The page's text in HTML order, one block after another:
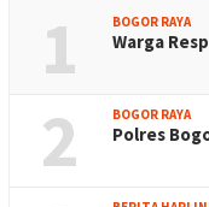
1 BOGOR RAYA
Warga
2 BOGOR RAYA
Polres